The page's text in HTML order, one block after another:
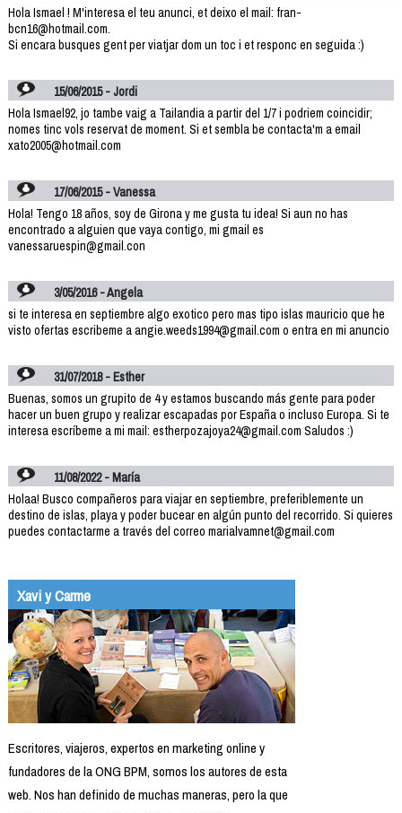
Hola Ismael ! M'interesa el teu anunci, et deixo el mail: fran-
bcn16@hotmail.com.
Si encara busques gent per viatjar dom un toc i et responc en seguida :)
15/06/2015 - Jordi
Hola Ismael92, jo tambe vaig a Tailandia a partir del 1/7 i podriem coincidir;
nomes tinc vols reservat de moment. Si et sembla be contacta'm a email
xato2005@hotmail.com
17/06/2015 - Vanessa
Hola! Tengo 18 años, soy de Girona y me gusta tu idea! Si aun no has
encontrado a alguien que vaya contigo, mi gmail es
vanessaruespin@gmail.con
3/05/2016 - Angela
si te interesa en septiembre algo exotico pero mas tipo islas mauricio que he
visto ofertas escribeme a angie.weeds1994@gmail.com o entra en mi anuncio
31/07/2018 - Esther
Buenas, somos un grupito de 4 y estamos buscando más gente para poder
hacer un buen grupo y realizar escapadas por España o incluso Europa. Si te
interesa escríbeme a mi mail: estherpozajoya24@gmail.com Saludos :)
11/08/2022 - María
Holaa! Busco compañeros para viajar en septiembre, preferiblemente un
destino de islas, playa y poder bucear en algún punto del recorrido. Si quieres
puedes contactarme a través del correo marialvamnet@gmail.com
Xavi y Carme
Escritores, viajeros, expertos en marketing online y
fundadores de la ONG BPM, somos los autores de esta
web. Nos han definido de muchas maneras, pero la que